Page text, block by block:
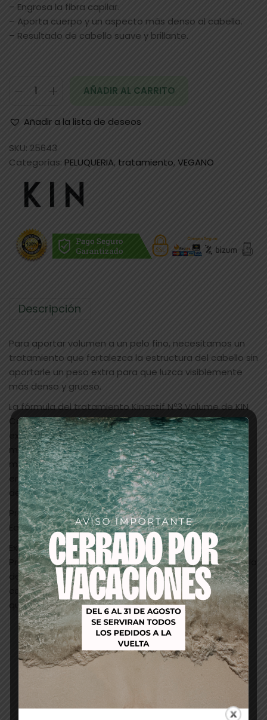
– Engrosa la fibra capilar.
– Aporta cuerpo y un aspecto más denso al cabello.
– Resultado de cabello suave y brillante.
AÑADIR AL CARRITO
Añadir a la lista de deseos
SKU: 25643
Categorías: PELUQUERIA, tratamiento, VEGANO
Descripción
Para aportar volumen a un pelo fino, necesitamos un
tratamiento que fortalezca la estructura del cabello sin
aportarle un peso extra para que luzca visiblemente
más denso y grueso.
La fórmula del tratamiento Kinactif Nº3 Volume de KIN
Cosmetics, se basa en prebióticos combinados con
extracto de nenúfar, procedente de las raíces del
mismo, que mejoran el volumen, la definición y la
manejabilidad del cabello gracias a su contenido rico
en antioxidantes y reforzantes de la queratina natural
de la fibra capilar.
Prebióticos
Equilibran el microbioma de la piel del cuero cabelludo.
Extracto de Nenúfar
Procedente de la raíz del Nenúfar, mejora el volumen, la
definición y la manejabilidad del cabello gracias su
contenido rico en antioxidantes y reforzantes de la
queratina.